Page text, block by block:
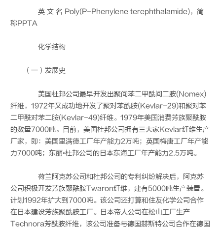
英 文 名 Poly(P-Phenylene terephthalamide)，简
称PPTA
化学结构
（一）发展史
美国杜邦公司最早开发出聚间苯二甲酰间二胺(Nomex)
纤维，1972年又成功地开发了聚对苯酰胺(Kevlar-29)和聚对苯
二甲酰对苯二胺(Kevlar-49)纤维。1979年美国消费芳族聚酰胺
的数量7000吨。目前，美国杜邦公司拥有三大家Kevlar纤维生产
厂家，即：美国里满德工厂年产能力2万吨；英国梅唐工厂年产能
力7000吨；东丽•杜邦公司的日本东海工厂年产能力2.5万吨。
荷兰阿克苏公司和杜邦公司的专利纠纷解决后，阿克苏
公司积极开发芳族聚酰胺Twaron纤维，建有5000吨生产装置。
计划1992年扩大到7000吨。该公司还打算和住友化学公司合作
在日本建设芳族聚酰胺工厂。日本帝人公司在松山工厂生产
Technora芳酰胺纤维，该公司准备与德国赫斯特公司合作在德国